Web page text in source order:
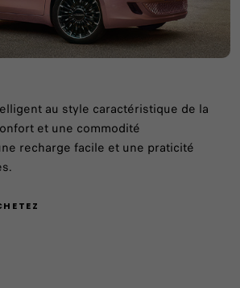
au style caractéristique de la
et une commodité
recharge facile et une praticité